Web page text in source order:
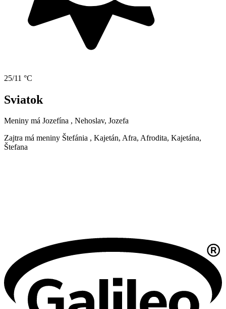
25/11 °C
Sviatok
Meniny má Jozefína , Nehoslav, Jozefa
Zajtra má meniny Štefánia , Kajetán, Afra, Afrodita, Kajetána,
Štefana